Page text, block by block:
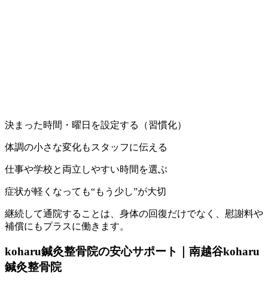
決まった時間・曜日を設定する（習慣化）
体調の小さな変化もスタッフに伝える
仕事や学校と両立しやすい時間を選ぶ
症状が軽くなっても“もう少し”が大切
継続して通院することは、身体の回復だけでなく、慰謝料や
補償にもプラスに働きます。
koharu鍼灸整骨院の安心サポート｜南越谷koharu
鍼灸整骨院